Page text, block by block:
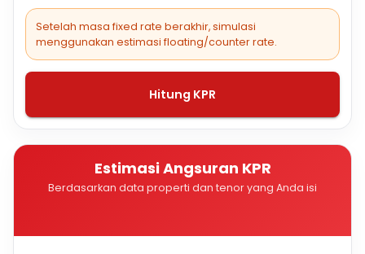
Setelah masa fixed rate berakhir, simulasi
menggunakan estimasi floating/counter rate.
Hitung KPR
Estimasi Angsuran KPR
Berdasarkan data properti dan tenor yang Anda isi